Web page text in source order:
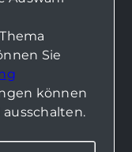
Sie
können